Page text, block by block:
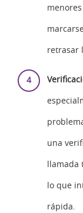
retrasar
una
lo que
rápida.